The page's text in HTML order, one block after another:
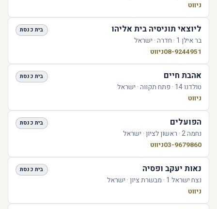
ניווט
ליוצאי תוניסיה בית אליהו בית כנסת
בר אילן 1 · חדרה · ישראל
08-9244951ניווט
אהבת חיים בית כנסת
טולדנו 14 · פתח תקווה · ישראל
ניווט
הפועלים בית כנסת
נחמה 2 · ראשון לציון · ישראל
03-9679860ניווט
נאות יעקב ופסיה בית כנסת
נצח ישראל 1 · מבשרת ציון · ישראל
ניווט